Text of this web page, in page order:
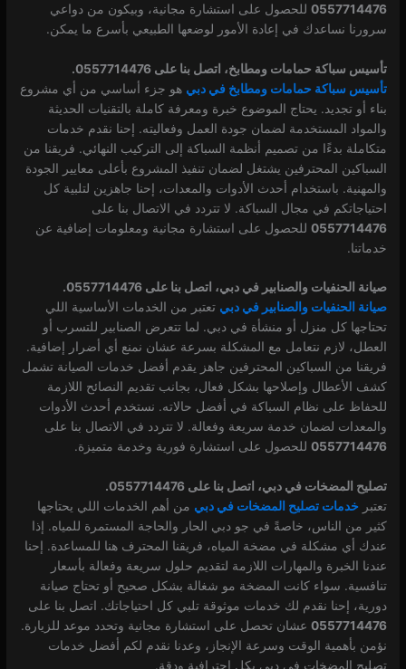
0557714476 للحصول على استشارة مجانية، وبيكون من دواعي
سرورنا نساعدك في إعادة الأمور لوضعها الطبيعي بأسرع ما يمكن.
تأسيس سباكة حمامات ومطابخ، اتصل بنا على 0557714476.
تأسيس سباكة حمامات ومطابخ في دبي هو جزء أساسي من أي مشروع
بناء أو تجديد. يحتاج الموضوع خبرة ومعرفة كاملة بالتقنيات الحديثة
والمواد المستخدمة لضمان جودة العمل وفعاليته. إحنا نقدم خدمات
متكاملة بدءًا من تصميم أنظمة السباكة إلى التركيب النهائي. فريقنا من
السباكين المحترفين يشتغل لضمان تنفيذ المشروع بأعلى معايير الجودة
والمهنية. باستخدام أحدث الأدوات والمعدات، إحنا جاهزين لتلبية كل
احتياجاتكم في مجال السباكة. لا تتردد في الاتصال بنا على
0557714476 للحصول على استشارة مجانية ومعلومات إضافية عن
خدماتنا.
صيانة الحنفيات والصنابير في دبي، اتصل بنا على 0557714476.
صيانة الحنفيات والصنابير في دبي تعتبر من الخدمات الأساسية اللي
تحتاجها كل منزل أو منشأة في دبي. لما تتعرض الصنابير للتسرب أو
العطل، لازم نتعامل مع المشكلة بسرعة عشان نمنع أي أضرار إضافية.
فريقنا من السباكين المحترفين جاهز يقدم أفضل خدمات الصيانة تشمل
كشف الأعطال وإصلاحها بشكل فعال، بجانب تقديم النصائح اللازمة
للحفاظ على نظام السباكة في أفضل حالاته. نستخدم أحدث الأدوات
والمعدات لضمان خدمة سريعة وفعالة. لا تتردد في الاتصال بنا على
0557714476 للحصول على استشارة فورية وخدمة متميزة.
تصليح المضخات في دبي، اتصل بنا على 0557714476.
تعتبرخدمات تصليح المضخات في دبي من أهم الخدمات اللي يحتاجها
كثير من الناس، خاصةً في جو دبي الحار والحاجة المستمرة للمياه. إذا
عندك أي مشكلة في مضخة المياه، فريقنا المحترف هنا للمساعدة. إحنا
عندنا الخبرة والمهارات اللازمة لتقديم حلول سريعة وفعالة بأسعار
تنافسية. سواء كانت المضخة مو شغالة بشكل صحيح أو تحتاج صيانة
دورية، إحنا نقدم لك خدمات موثوقة تلبي كل احتياجاتك. اتصل بنا على
0557714476 عشان تحصل على استشارة مجانية وتحدد موعد للزيارة.
نؤمن بأهمية الوقت وسرعة الإنجاز، وعدنا نقدم لكم أفضل خدمات
تصليح المضخات في دبي بكل احترافية ودقة.